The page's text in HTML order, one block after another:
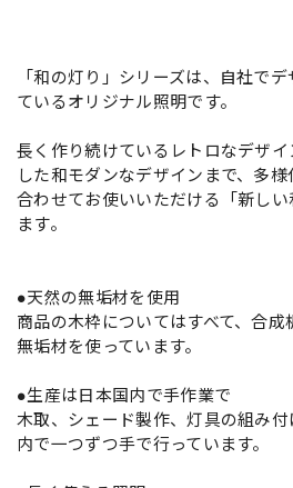
「和の灯り」シリーズは、自社で
ているオリジナル照明です。
長く作り続けているレトロなデザ
した和モダンなデザインまで、多
合わせてお使いいただける「新し
ます。
●天然の無垢材を使用
商品の木枠についてはすべて、合
無垢材を使っています。
●生産は日本国内で手作業で
木取、シェード製作、灯具の組み付
内で一つずつ手で行っています。